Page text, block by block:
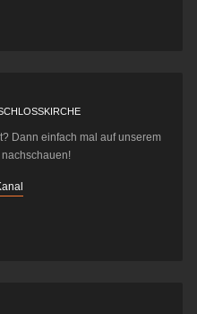
Dann einfach mal auf unserem